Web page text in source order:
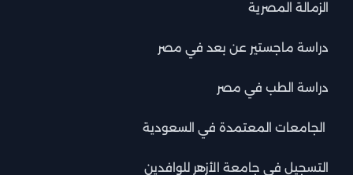
الزمالة المصرية
دراسة ماجستير عن بعد في مصر
دراسة الطب في مصر
الجامعات المعتمدة في السعودية
التسجيل في جامعة الأزهر للوافدين